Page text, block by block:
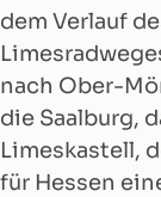
dem Verlauf
nach Ober-
die Saalburg,
Limeskastell,
für Hessen